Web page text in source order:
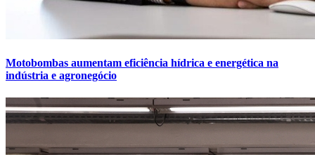
Motobombas aumentam eficiência hídrica e energética na
indústria e agronegócio